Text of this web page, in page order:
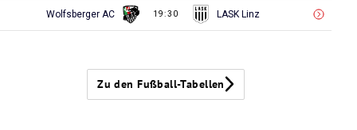
Wolfsberger AC 19:30 LASK Linz
Zu den Fußball-Tabellen